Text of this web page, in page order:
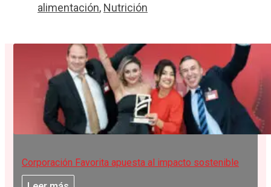
alimentación, Nutrición
Corporación Favorita apuesta al impacto sostenible